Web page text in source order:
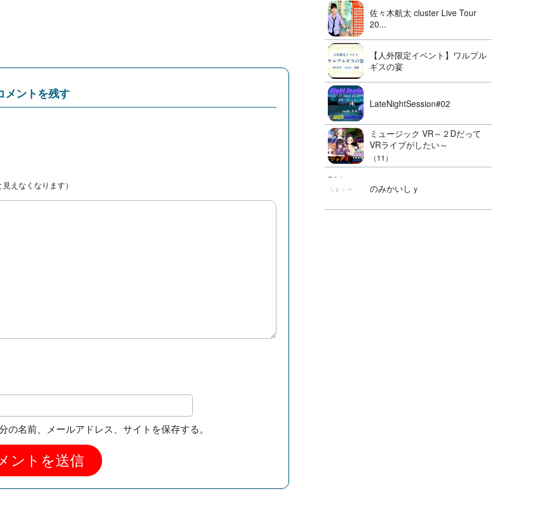
メントを残す
えなくなります）
名前、メールアドレス、サイトを保存する。
佐々木航太 cluster Live Tour
20...
【人外限定イベント】ワルプル
ギスの宴
LateNightSession#02
ミュージック VR～２Dだって
VRライブがしたい～
（11）
のみかいしｙ